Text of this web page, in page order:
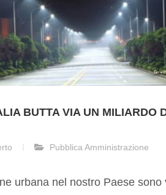
BUTTA VIA UN MILIARDO
Pubblica Amministrazione
urbana nel nostro Paese sono